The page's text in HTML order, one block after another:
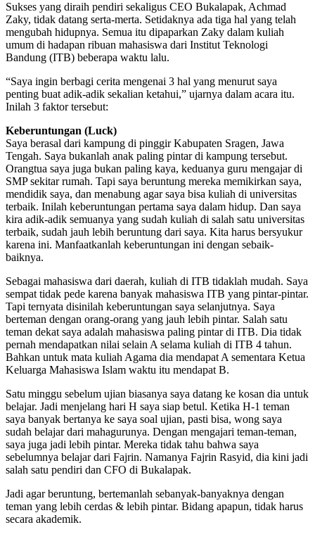
Sukses yang diraih pendiri sekaligus CEO Bukalapak, Achmad
Zaky, tidak datang serta-merta. Setidaknya ada tiga hal yang telah
mengubah hidupnya. Semua itu dipaparkan Zaky dalam kuliah
umum di hadapan ribuan mahasiswa dari Institut Teknologi
Bandung (ITB) beberapa waktu lalu.
“Saya ingin berbagi cerita mengenai 3 hal yang menurut saya
penting buat adik-adik sekalian ketahui,” ujarnya dalam acara itu.
Inilah 3 faktor tersebut:
Keberuntungan (Luck)
Saya berasal dari kampung di pinggir Kabupaten Sragen, Jawa
Tengah. Saya bukanlah anak paling pintar di kampung tersebut.
Orangtua saya juga bukan paling kaya, keduanya guru mengajar di
SMP sekitar rumah. Tapi saya beruntung mereka memikirkan saya,
mendidik saya, dan menabung agar saya bisa kuliah di universitas
terbaik. Inilah keberuntungan pertama saya dalam hidup. Dan saya
kira adik-adik semuanya yang sudah kuliah di salah satu universitas
terbaik, sudah jauh lebih beruntung dari saya. Kita harus bersyukur
karena ini. Manfaatkanlah keberuntungan ini dengan sebaik-
baiknya.
Sebagai mahasiswa dari daerah, kuliah di ITB tidaklah mudah. Saya
sempat tidak pede karena banyak mahasiswa ITB yang pintar-pintar.
Tapi ternyata disinilah keberuntungan saya selanjutnya. Saya
berteman dengan orang-orang yang jauh lebih pintar. Salah satu
teman dekat saya adalah mahasiswa paling pintar di ITB. Dia tidak
pernah mendapatkan nilai selain A selama kuliah di ITB 4 tahun.
Bahkan untuk mata kuliah Agama dia mendapat A sementara Ketua
Keluarga Mahasiswa Islam waktu itu mendapat B.
Satu minggu sebelum ujian biasanya saya datang ke kosan dia untuk
belajar. Jadi menjelang hari H saya siap betul. Ketika H-1 teman
saya banyak bertanya ke saya soal ujian, pasti bisa, wong saya
sudah belajar dari mahagurunya. Dengan mengajari teman-teman,
saya juga jadi lebih pintar. Mereka tidak tahu bahwa saya
sebelumnya belajar dari Fajrin. Namanya Fajrin Rasyid, dia kini jadi
salah satu pendiri dan CFO di Bukalapak.
Jadi agar beruntung, bertemanlah sebanyak-banyaknya dengan
teman yang lebih cerdas & lebih pintar. Bidang apapun, tidak harus
secara akademik.